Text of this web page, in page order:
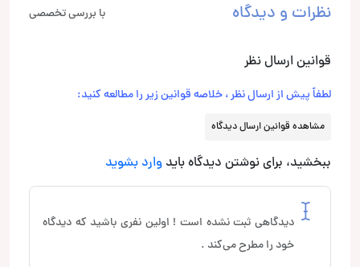
نظرات و دیدگاه با بررسی تخصصی
قوانین ارسال نظر
لطفاً پیش از ارسال نظر ، خلاصه قوانین زیر را مطالعه کنید:
مشاهده قوانین ارسال دیدگاه
ببخشید، برای نوشتن دیدگاه باید وارد بشوید
دیدگاهی ثبت نشده است ! اولین نفری باشید که دیدگاه
خود را مطرح می‌کند .